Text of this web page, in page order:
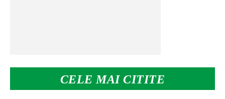
CELE MAI CITITE